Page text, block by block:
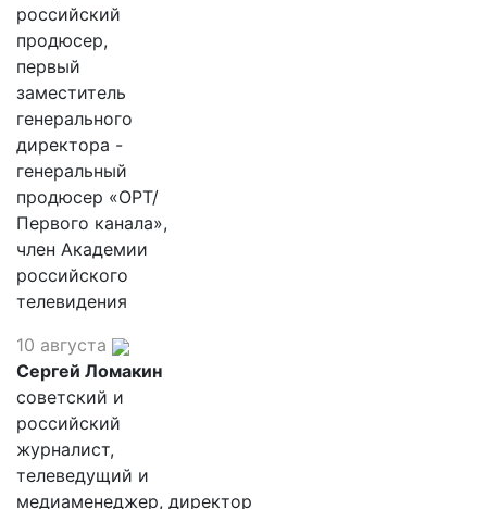
российский
продюсер,
первый
заместитель
генерального
директора -
генеральный
продюсер «ОРТ/
Первого канала»,
член Академии
российского
телевидения
10 августа
Сергей Ломакин
советский и
российский
журналист,
телеведущий и
медиаменеджер, директор